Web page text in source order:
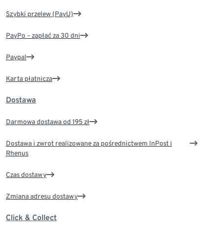
Szybki przelew (PayU)
PayPo – zapłać za 30 dni
Paypal
Karta płatnicza
Dostawa
Darmowa dostawa od 195 zł
Dostawa i zwrot realizowane za pośrednictwem InPost i
Rhenus
Czas dostawy
Zmiana adresu dostawy
Click & Collect